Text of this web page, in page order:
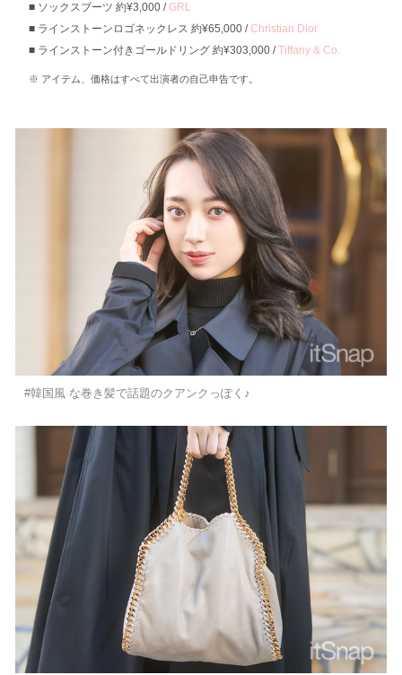
ソックスブーツ 約¥3,000 /GRL
ラインストーンロゴネックレス 約¥65,000 /Christian Dior
ラインストーン付きゴールドリング 約¥303,000 /Tiffany & Co.
アイテム、価格はすべて出演者の自己申告です。
#韓国風 な巻き髪で話題のクアンクっぽく♪